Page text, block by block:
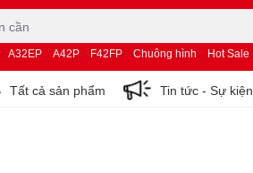
A32EP A42P F42FP Chuông hình Hot Sale
Tất cả sản phẩm Tin tức - Sự kiện